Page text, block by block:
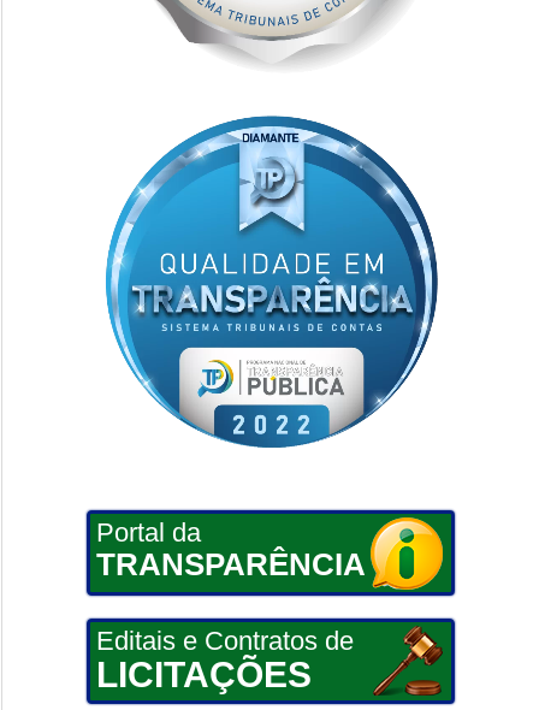
Portal da
TRANSPARÊNCIA
Editais e Contratos de
LICITAÇÕES